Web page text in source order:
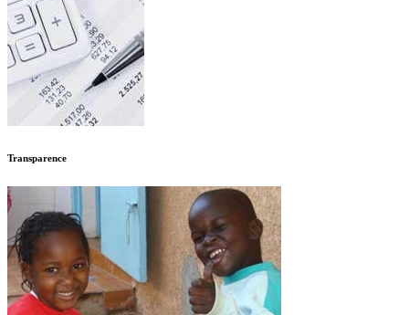
Transparence